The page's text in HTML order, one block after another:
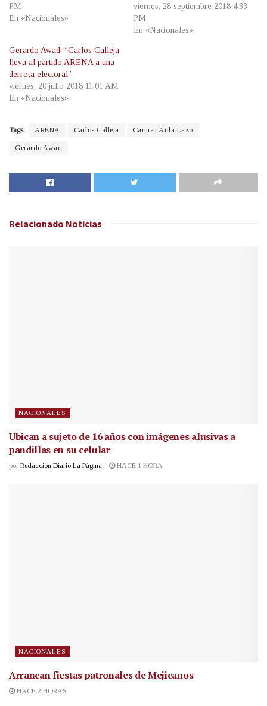
PM
En «Nacionales»
viernes, 28 septiembre 2018 4:33
PM
En «Nacionales»
Gerardo Awad: “Carlos Calleja
lleva al partido ARENA a una
derrota electoral”
viernes, 20 julio 2018 11:01 AM
En «Nacionales»
Tags: ARENA Carlos Calleja Carmen Aida Lazo
Gerardo Awad
Relacionado Noticias
NACIONALES
Ubican a sujeto de 16 años con imágenes alusivas a
pandillas en su celular
por Redacción Diario La Página HACE 1 HORA
NACIONALES
Arrancan fiestas patronales de Mejicanos
HACE 2 HORAS